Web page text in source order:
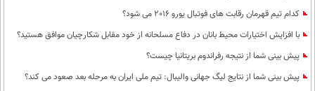
کدام تیم قهرمان رقابت های فوتبال یورو 2016 می شود؟
با افزایش اختیارات محیط‌ بانان در دفاع مسلحانه از خود مقابل شکارچیان موافق هستید؟
پیش بینی شما از نتیجه رفراندوم بریتانیا چیست؟
پيش بينی شما از نتايج ليگ جهانی واليبال: تيم ملی ايران به مرحله بعد صعود می كند؟